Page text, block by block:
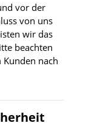
vor der
von uns
wir das
beachten
nach